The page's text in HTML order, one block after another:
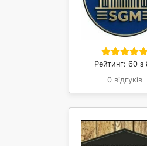
Рейтинг: 60 з
0 відгуків